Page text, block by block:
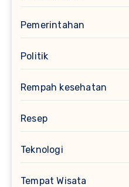
Pemerintahan
Politik
Rempah kesehatan
Resep
Teknologi
Tempat Wisata